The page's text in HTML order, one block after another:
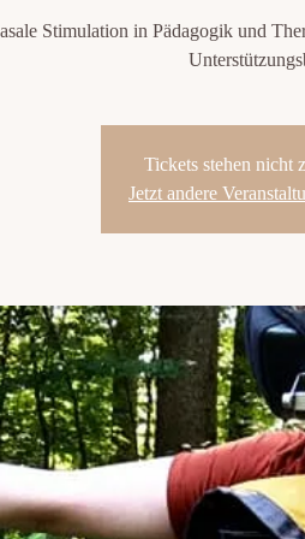
Stimulation in Pädagogik und
Tickets stehen nicht
Jetzt andere